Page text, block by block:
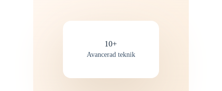
10+
Avancerad teknik